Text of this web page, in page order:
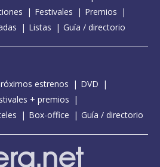
Festivales
Premios
Listas Guía / directorio
estrenos
DVD
+ premios
Box-office Guía / directorio